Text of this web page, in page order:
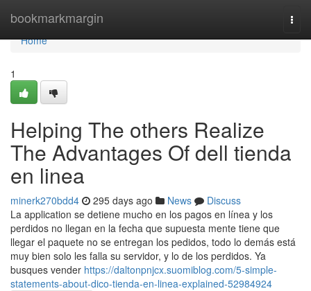
bookmarkmargin
Home
Home
1
Helping The others Realize
The Advantages Of dell tienda
en linea
minerk270bdd4 295 days ago News
Discuss
La application se detiene mucho en los pagos en línea y los
perdidos no llegan en la fecha que supuesta mente tiene que
llegar el paquete no se entregan los pedidos, todo lo demás está
muy bien solo les falla su servidor, y lo de los perdidos. Ya
busques vender https://daltonpnjcx.suomiblog.com/5-simple-
statements-about-dico-tienda-en-linea-explained-52984924